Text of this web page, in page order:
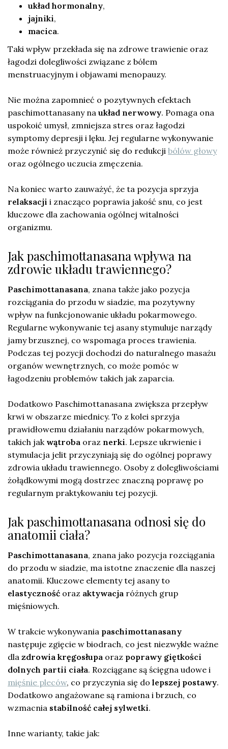
układ hormonalny,
jajniki,
macica.
Taki wpływ przekłada się na zdrowe trawienie oraz
łagodzi dolegliwości związane z bólem
menstruacyjnym i objawami menopauzy.
Nie można zapomnieć o pozytywnych efektach
paschimottanasany na układ nerwowy. Pomaga ona
uspokoić umysł, zmniejsza stres oraz łagodzi
symptomy depresji i lęku. Jej regularne wykonywanie
może również przyczynić się do redukcji bólów głowy
oraz ogólnego uczucia zmęczenia.
Na koniec warto zauważyć, że ta pozycja sprzyja
relaksacji i znacząco poprawia jakość snu, co jest
kluczowe dla zachowania ogólnej witalności
organizmu.
Jak paschimottanasana wpływa na
zdrowie układu trawiennego?
Paschimottanasana, znana także jako pozycja
rozciągania do przodu w siadzie, ma pozytywny
wpływ na funkcjonowanie układu pokarmowego.
Regularne wykonywanie tej asany stymuluje narządy
jamy brzusznej, co wspomaga proces trawienia.
Podczas tej pozycji dochodzi do naturalnego masażu
organów wewnętrznych, co może pomóc w
łagodzeniu problemów takich jak zaparcia.
Dodatkowo Paschimottanasana zwiększa przepływ
krwi w obszarze miednicy. To z kolei sprzyja
prawidłowemu działaniu narządów pokarmowych,
takich jak wątroba oraz nerki. Lepsze ukrwienie i
stymulacja jelit przyczyniają się do ogólnej poprawy
zdrowia układu trawiennego. Osoby z dolegliwościami
żołądkowymi mogą dostrzec znaczną poprawę po
regularnym praktykowaniu tej pozycji.
Jak paschimottanasana odnosi się do
anatomii ciała?
Paschimottanasana, znana jako pozycja rozciągania
do przodu w siadzie, ma istotne znaczenie dla naszej
anatomii. Kluczowe elementy tej asany to
elastyczność oraz aktywacja różnych grup
mięśniowych.
W trakcie wykonywania paschimottanasany
następuje zgięcie w biodrach, co jest niezwykle ważne
dla zdrowia kręgosłupa oraz poprawy giętkości
dolnych partii ciała. Rozciągane są ścięgna udowe i
mięśnie pleców, co przyczynia się do lepszej postawy.
Dodatkowo angażowane są ramiona i brzuch, co
wzmacnia stabilność całej sylwetki.
Inne warianty, takie jak: